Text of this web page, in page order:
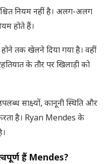
नियम नहीं है। अलग-अलग
होते हैं।
तक खेलने दिया गया है। वहीं
के तौर पर खिलाड़ी को
साक्ष्यों, कानूनी स्थिति और
है। Ryan Mendes के
हैं Mendes?